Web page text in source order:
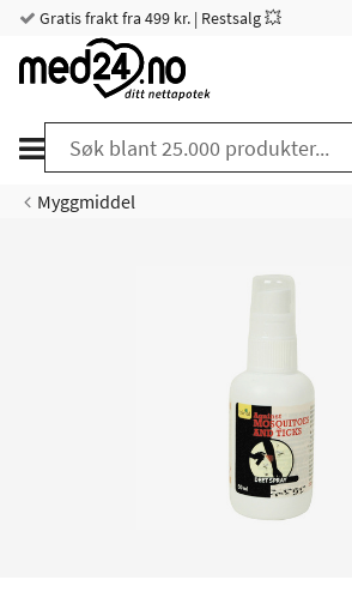
Gratis frakt fra 499 kr. | Restsalg 💥
Myggmiddel